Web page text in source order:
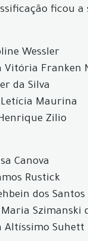
ficou a
Wessler
Vitória Franken
da Silva
Maurina
Zilio
Canova
Rustick
dos Santos
Szimanski
Altíssimo Suhett